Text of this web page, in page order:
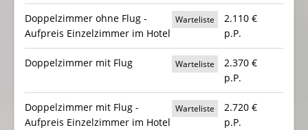
Doppelzimmer ohne Flug -
Aufpreis Einzelzimmer im Hotel
Warteliste 2.110 €
p.P.
Doppelzimmer mit Flug Warteliste 2.370 €
p.P.
Doppelzimmer mit Flug -
Aufpreis Einzelzimmer im Hotel
Warteliste 2.720 €
p.P.